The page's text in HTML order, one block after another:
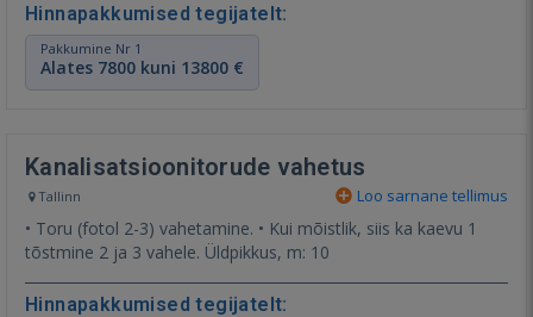
Hinnapakkumised tegijatelt:
Pakkumine Nr 1
Alates 7800 kuni 13800 €
Kanalisatsioonitorude vahetus
Tallinn Loo sarnane tellimus
• Toru (fotol 2-3) vahetamine. • Kui mõistlik, siis ka kaevu 1
tõstmine 2 ja 3 vahele. Üldpikkus, m: 10
Hinnapakkumised tegijatelt: